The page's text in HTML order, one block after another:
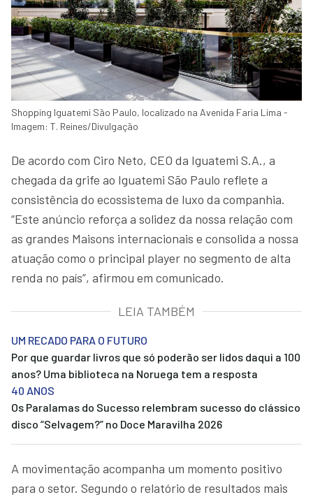
Shopping Iguatemi São Paulo, localizado na Avenida Faria Lima -
Imagem: T. Reines/Divulgação
De acordo com Ciro Neto, CEO da Iguatemi S.A., a
chegada da grife ao Iguatemi São Paulo reflete a
consistência do ecossistema de luxo da companhia.
“Este anúncio reforça a solidez da nossa relação com
as grandes Maisons internacionais e consolida a nossa
atuação como o principal player no segmento de alta
renda no país”, afirmou em comunicado.
LEIA TAMBÉM
UM RECADO PARA O FUTURO
Por que guardar livros que só poderão ser lidos daqui a 100
anos? Uma biblioteca na Noruega tem a resposta
40 ANOS
Os Paralamas do Sucesso relembram sucesso do clássico
disco “Selvagem?” no Doce Maravilha 2026
A movimentação acompanha um momento positivo
para o setor. Segundo o relatório de resultados mais